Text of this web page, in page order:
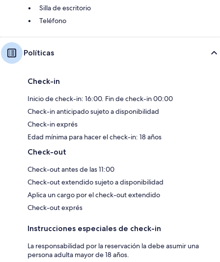
Silla de escritorio
Teléfono
Políticas
Check-in
Inicio de check-in: 16:00. Fin de check-in 00:00
Check-in anticipado sujeto a disponibilidad
Check-in exprés
Edad mínima para hacer el check-in: 18 años
Check-out
Check-out antes de las 11:00
Check-out extendido sujeto a disponibilidad
Aplica un cargo por el check-out extendido
Check-out exprés
Instrucciones especiales de check-in
La responsabilidad por la reservación la debe asumir una
persona adulta mayor de 18 años.